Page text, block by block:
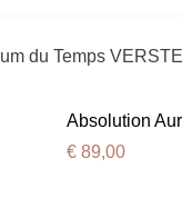
du Temps
Absolution
€89,00